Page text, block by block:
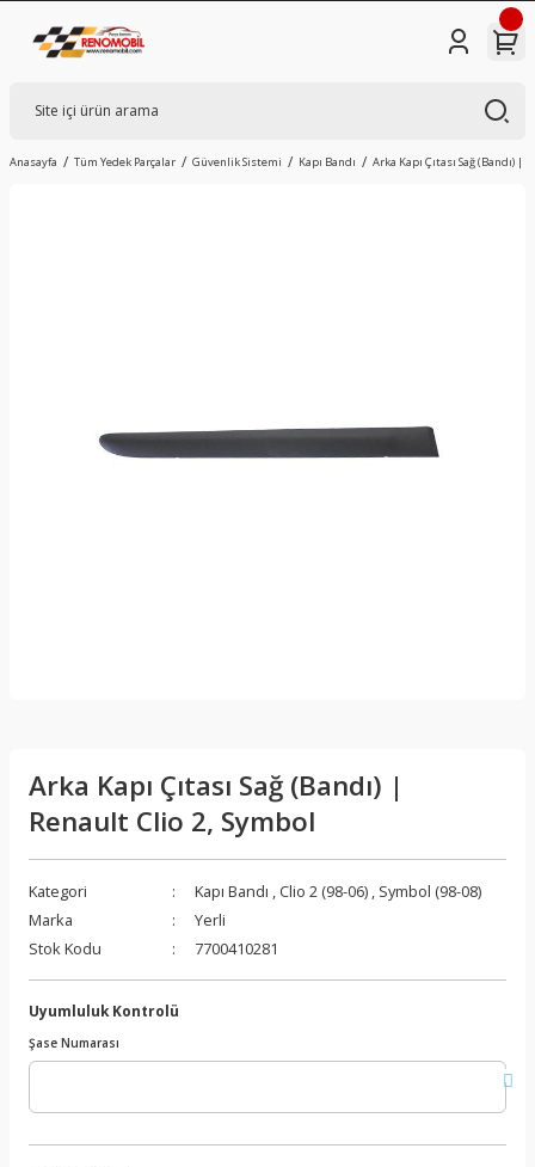
Anasayfa Tüm Yedek Parçalar Güvenlik Sistemi Kapı Bandı Arka Kapı Çıtası Sağ (Bandı) |
Arka Kapı Çıtası Sağ (Bandı) |
Renault Clio 2, Symbol
Kategori Kapı Bandı , Clio 2 (98-06) , Symbol (98-08)
Marka
Yerli
Stok Kodu
7700410281
Uyumluluk Kontrolü
Şase Numarası